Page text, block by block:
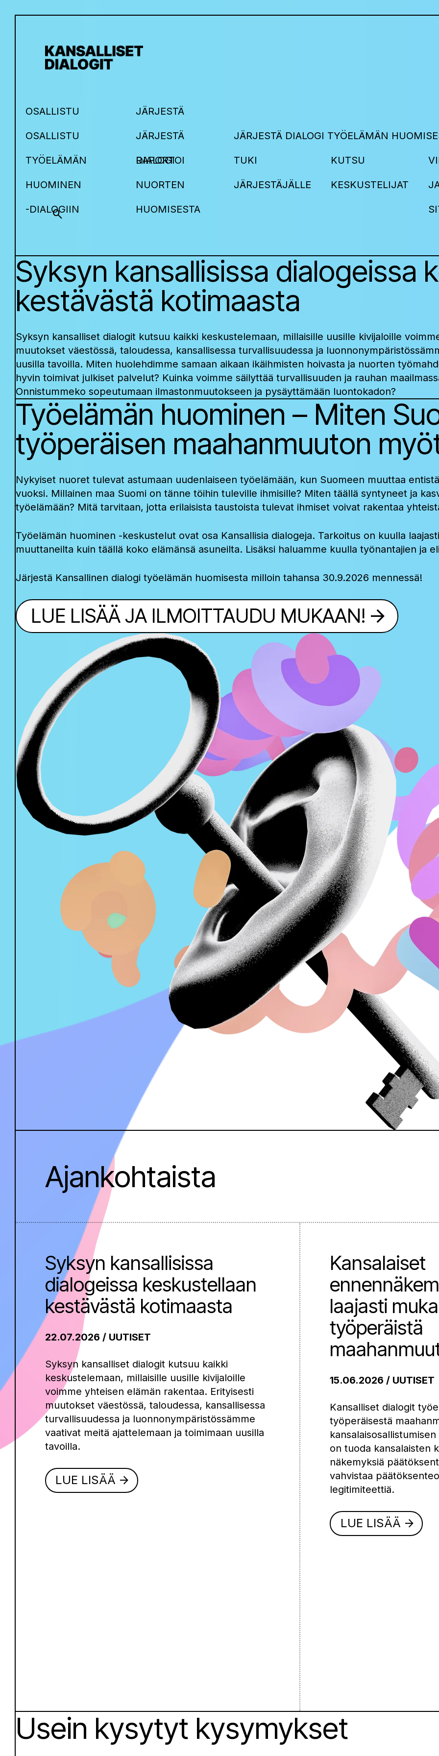
OSALLISTU
OSALLISTU
TYÖELÄMÄN
HUOMINEN
-DIALOGIIN
JÄRJESTÄ
JÄRJESTÄ
DIALOGI
NUORTEN
HUOMISESTA
RAPORTOI
JÄRJESTÄ DIALOGI TYÖELÄMÄN
TUKI
JÄRJESTÄJÄLLE
KUTSU
KESKUSTELIJAT
search
Syksyn kansallisissa dialogeissa
kestävästä kotimaasta
Syksyn kansalliset dialogit kutsuu kaikki keskustelemaan, millaisille uusille kivijaloille
muutokset väestössä, taloudessa, kansallisessa turvallisuudessa ja
uusilla tavoilla. Miten huolehdimme samaan aikaan ikäihmisten hoivasta ja nuorten
hyvin toimivat julkiset palvelut? Kuinka voimme säilyttää turvallisuuden ja rauhan
Onnistummeko sopeutumaan ilmastonmuutokseen ja pysäyttämään luontokadon?
Työelämän huominen – Miten
työperäisen maahanmuuton
Nykyiset nuoret tulevat astumaan uudenlaiseen työelämään, kun Suomeen muuttaa
vuoksi. Millainen maa Suomi on tänne töihin tuleville ihmisille? Miten täällä syntyneet ja
työelämään? Mitä tarvitaan, jotta erilaisista taustoista tulevat ihmiset voivat rakentaa
Työelämän huominen -keskustelut ovat osa Kansallisia dialogeja. Tarkoitus on kuulla
muuttaneilta kuin täällä koko elämänsä asuneilta. Lisäksi haluamme kuulla työnantajien ja
Järjestä Kansallinen dialogi työelämän huomisesta milloin tahansa 30.9.2026 mennessä!
LUE LISÄÄ JA ILMOITTAUDU MUKAAN! arrow_forward
Ajankohtaista
Syksyn kansallisissa
dialogeissa keskustellaan
kestävästä kotimaasta
22.07.2026 / UUTISET
Syksyn kansalliset dialogit kutsuu kaikki
keskustelemaan, millaisille uusille kivijaloille
voimme yhteisen elämän rakentaa. Erityisesti
muutokset väestössä, taloudessa, kansallisessa
turvallisuudessa ja luonnonympäristössämme
vaativat meitä ajattelemaan ja toimimaan uusilla
tavoilla.
LUE LISÄÄ arrow_forward
Kansalaiset
laajasti
työperäistä
15.06.2026 / UUTISET
Kansalliset dialogit
työperäisestä
on tuoda kansalaisten
näkemyksiä
vahvistaa
legitimiteettiä.
LUE LISÄÄ arrow_forward
Usein kysytyt kysymykset